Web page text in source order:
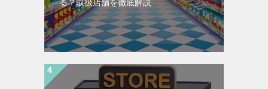
る？取扱店舗を徹底解説